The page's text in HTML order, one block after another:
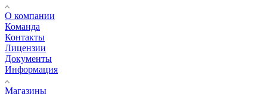
О компании
Команда
Контакты
Лицензии
Документы
Информация
Магазины